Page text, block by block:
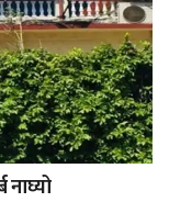
नाघ्यो